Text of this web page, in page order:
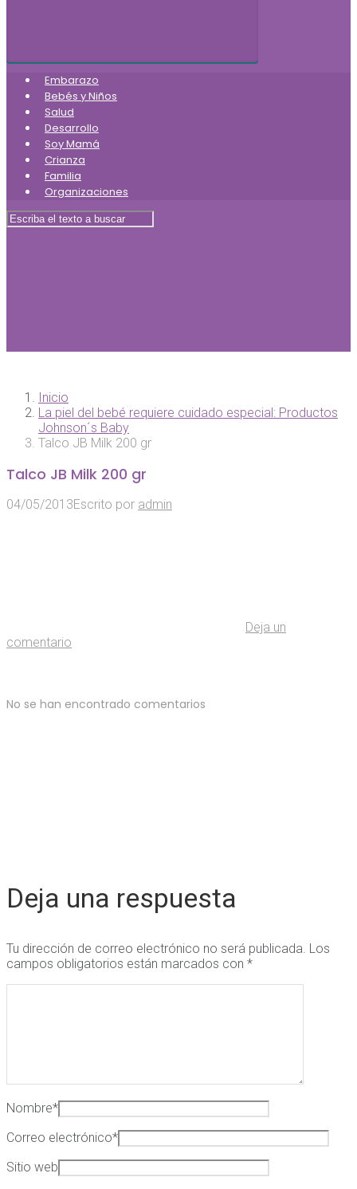
Embarazo
Bebés y Niños
Salud
Desarrollo
Soy Mamá
Crianza
Familia
Organizaciones
Inicio
La piel del bebé requiere cuidado especial: Productos
Johnson´s Baby
Talco JB Milk 200 gr
Talco JB Milk 200 gr
04/05/2013Escrito por admin
Deja un
comentario
No se han encontrado comentarios
Deja una respuesta
Tu dirección de correo electrónico no será publicada. Los
campos obligatorios están marcados con *
Nombre*
Correo electrónico*
Sitio web